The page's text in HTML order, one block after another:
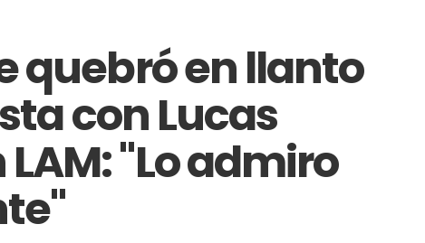
quebró en llanto
con Lucas
"Lo admiro